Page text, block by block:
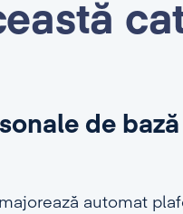
de bază
automat